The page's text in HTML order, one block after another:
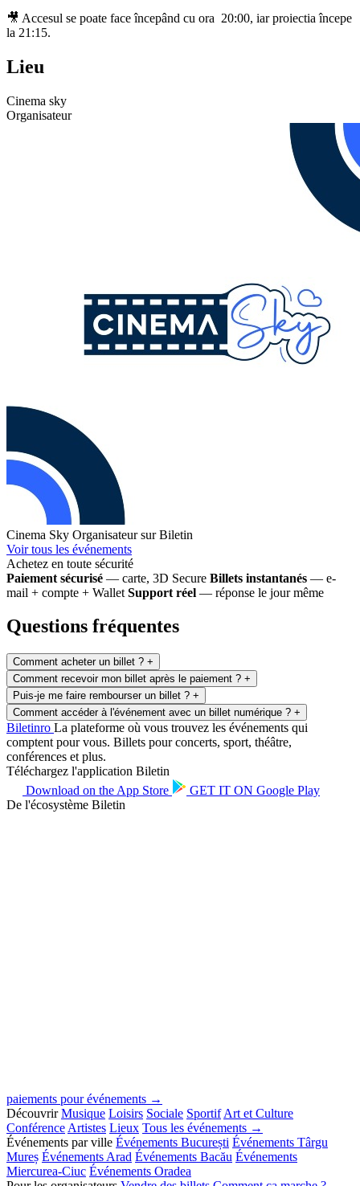
🎥 Accesul se poate face începând cu ora 20:00, iar proiectia începe
la 21:15.
Lieu
Cinema sky
Organisateur
Cinema Sky Organisateur sur Biletin
Voir tous les événements
Achetez en toute sécurité
Paiement sécurisé — carte, 3D Secure Billets instantanés — e-
mail + compte + Wallet Support réel — réponse le jour même
Questions fréquentes
Comment acheter un billet ? +
Comment recevoir mon billet après le paiement ? +
Puis-je me faire rembourser un billet ? +
Comment accéder à l'événement avec un billet numérique ? +
Biletinro La plateforme où vous trouvez les événements qui
comptent pour vous. Billets pour concerts, sport, théâtre,
conférences et plus.
Téléchargez l'application Biletin
Download on the App Store GET IT ON Google Play
De l'écosystème Biletin
paiements pour événements →
Découvrir Musique Loisirs Sociale Sportif Art et Culture
Conférence Artistes Lieux Tous les événements →
Événements par ville Événements București Événements Târgu
Mureș Événements Arad Événements Bacău Événements
Miercurea-Ciuc Événements Oradea